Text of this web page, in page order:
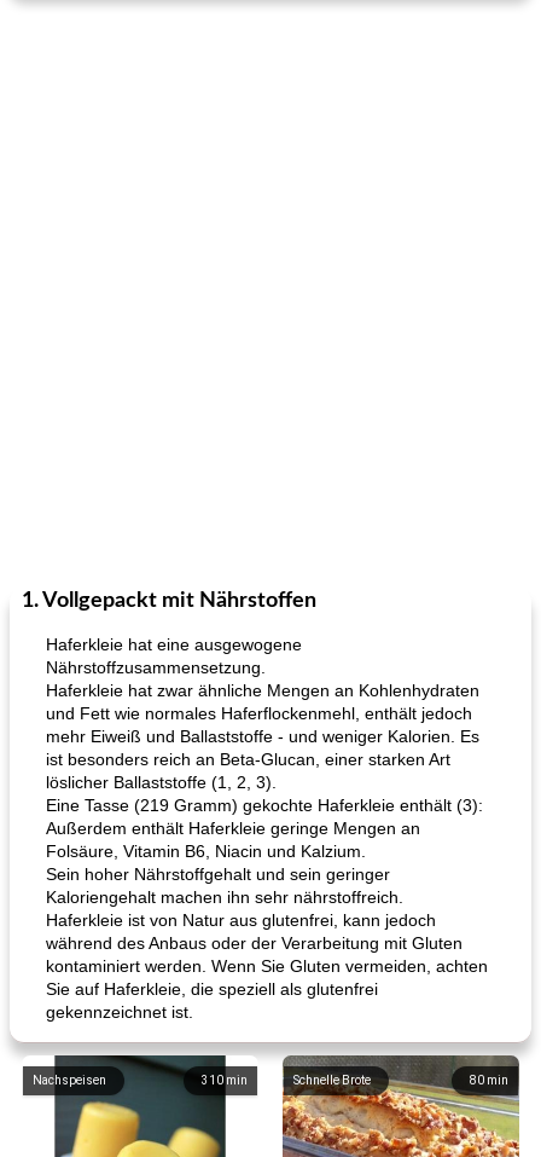
1. Vollgepackt mit Nährstoffen
Haferkleie hat eine ausgewogene
Nährstoffzusammensetzung.
Haferkleie hat zwar ähnliche Mengen an Kohlenhydraten
und Fett wie normales Haferflockenmehl, enthält jedoch
mehr Eiweiß und Ballaststoffe - und weniger Kalorien. Es
ist besonders reich an Beta-Glucan, einer starken Art
löslicher Ballaststoffe (1, 2, 3).
Eine Tasse (219 Gramm) gekochte Haferkleie enthält (3):
Außerdem enthält Haferkleie geringe Mengen an
Folsäure, Vitamin B6, Niacin und Kalzium.
Sein hoher Nährstoffgehalt und sein geringer
Kaloriengehalt machen ihn sehr nährstoffreich.
Haferkleie ist von Natur aus glutenfrei, kann jedoch
während des Anbaus oder der Verarbeitung mit Gluten
kontaminiert werden. Wenn Sie Gluten vermeiden, achten
Sie auf Haferkleie, die speziell als glutenfrei
gekennzeichnet ist.
310 min
Nachspeisen 80 min
Schnelle Brote